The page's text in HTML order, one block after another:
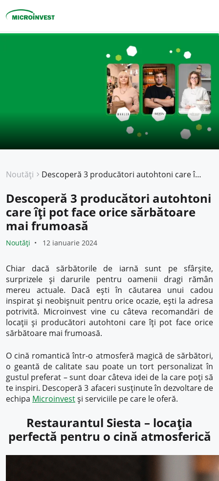
Noutăți Descoperă 3 producători autohtoni care îți pot face orice sărbătoare mai frumoasă
Descoperă 3 producători autohtoni
care îți pot face orice sărbătoare
mai frumoasă
Noutăți 12 ianuarie 2024
Chiar dacă sărbătorile de iarnă sunt pe sfârșite,
surprizele și darurile pentru oamenii dragi rămân
mereu actuale. Dacă ești în căutarea unui cadou
inspirat și neobișnuit pentru orice ocazie, ești la adresa
potrivită. Microinvest vine cu câteva recomandări de
locații și producători autohtoni care îți pot face orice
sărbătoare mai frumoasă.
O cină romantică într-o atmosferă magică de sărbători,
o geantă de calitate sau poate un tort personalizat în
gustul preferat – sunt doar câteva idei de la care poți să
te inspiri. Descoperă 3 afaceri susținute în dezvoltare de
echipa Microinvestși serviciile pe care le oferă.
Restaurantul Siesta – locația
perfectă pentru o cină atmosferică